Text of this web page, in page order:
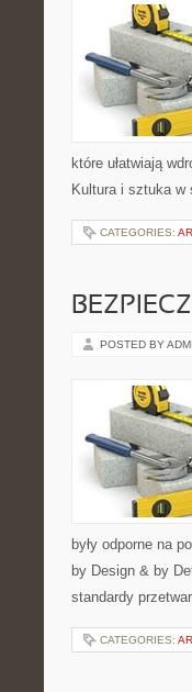
które ułatwiają
Kultura i sztuka
CATEGORIES:
POSTED BY
były odporne na
by Design & by
standardy
CATEGORIES: